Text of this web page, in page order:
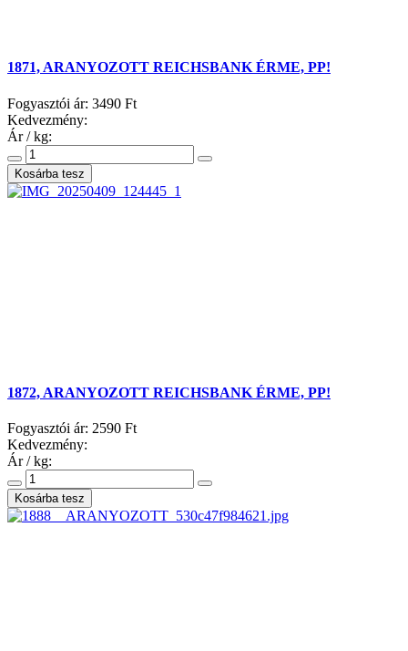
1871, ARANYOZOTT REICHSBANK ÉRME, PP!
Fogyasztói ár: 3490 Ft
Kedvezmény:
Ár / kg:
1872, ARANYOZOTT REICHSBANK ÉRME, PP!
Fogyasztói ár: 2590 Ft
Kedvezmény:
Ár / kg: